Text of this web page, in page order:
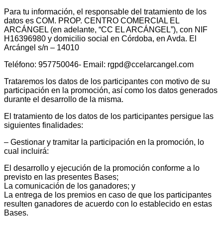
Para tu información, el responsable del tratamiento de los
datos es COM. PROP. CENTRO COMERCIAL EL
ARCÁNGEL (en adelante, “CC EL ARCÁNGEL”), con NIF
H16396980 y domicilio social en Córdoba, en Avda. El
Arcángel s/n – 14010
Teléfono: 957750046- Email: rgpd@ccelarcangel.com
Trataremos los datos de los participantes con motivo de su
participación en la promoción, así como los datos generados
durante el desarrollo de la misma.
El tratamiento de los datos de los participantes persigue las
siguientes finalidades:
– Gestionar y tramitar la participación en la promoción, lo
cual incluirá:
El desarrollo y ejecución de la promoción conforme a lo
previsto en las presentes Bases;
La comunicación de los ganadores; y
La entrega de los premios en caso de que los participantes
resulten ganadores de acuerdo con lo establecido en estas
Bases.